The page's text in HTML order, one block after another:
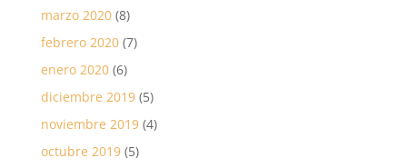
marzo 2020(8)
febrero 2020(7)
enero 2020(6)
diciembre 2019(5)
noviembre 2019(4)
octubre 2019(5)